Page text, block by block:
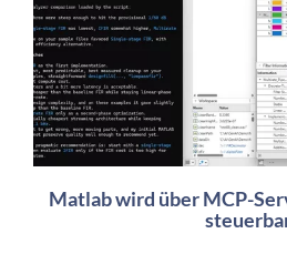
Matlab wird über MCP-